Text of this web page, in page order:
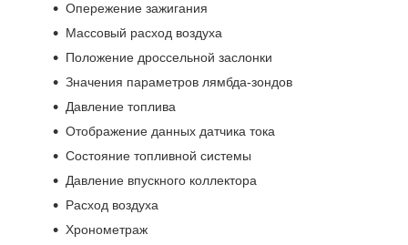
Опережение зажигания
Массовый расход воздуха
Положение дроссельной заслонки
Значения параметров лямбда-зондов
Давление топлива
Отображение данных датчика тока
Состояние топливной системы
Давление впускного коллектора
Расход воздуха
Хронометраж